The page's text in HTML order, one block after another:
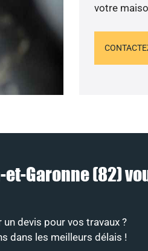
votre
Garonne (82)
devis pour vos travaux ?
dans les meilleurs délais !